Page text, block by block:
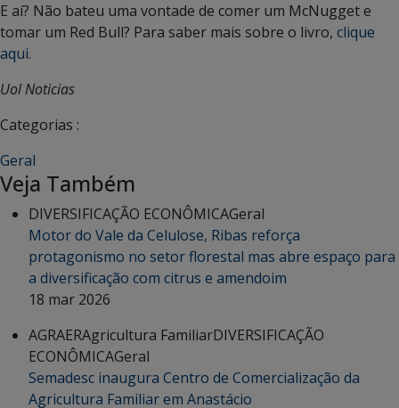
E aí? Não bateu uma vontade de comer um McNugget e
tomar um Red Bull? Para saber mais sobre o livro, clique
aqui.
Uol Noticias
Categorias :
Geral
Veja Também
DIVERSIFICAÇÃO ECONÔMICAGeral
Motor do Vale da Celulose, Ribas reforça
protagonismo no setor florestal mas abre espaço para
a diversificação com citrus e amendoim
18 mar 2026
AGRAERAgricultura FamiliarDIVERSIFICAÇÃO
ECONÔMICAGeral
Semadesc inaugura Centro de Comercialização da
Agricultura Familiar em Anastácio